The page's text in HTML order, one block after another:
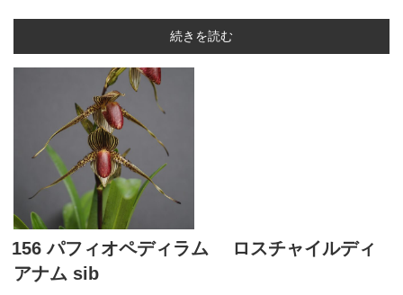
続きを読む
156 パフィオペディラム ロスチャイルディ
アナム sib